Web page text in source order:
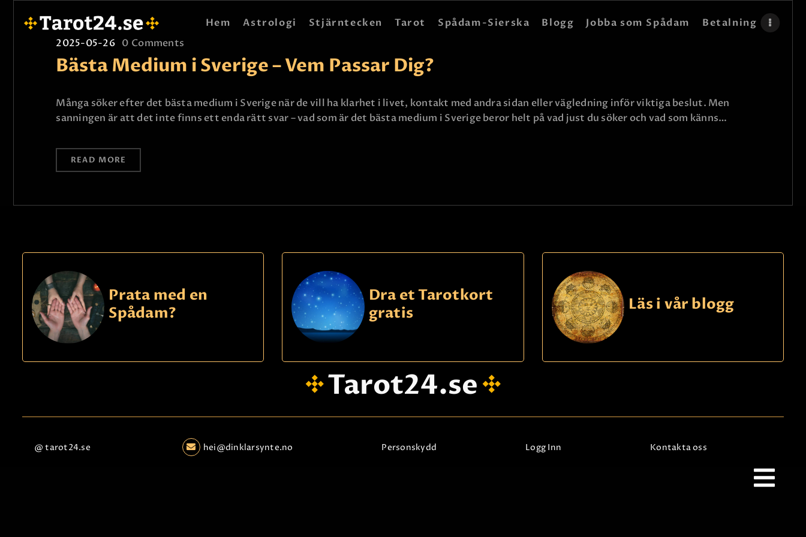
Hem Astrologi Stjärntecken Tarot Spådam-Sierska Blogg Jobba som Spådam Betalning
HEM
STJÄRNTECKEN
TAROT
FAQ
KONTAKTA OSS
2025-05-26 0 Comments
Bästa Medium i Sverige – Vem Passar Dig?
Många söker efter det bästa medium i Sverige när de vill ha klarhet i livet, kontakt med andra sidan eller vägledning inför viktiga beslut. Men
sanningen är att det inte finns ett enda rätt svar – vad som är det bästa medium i Sverige beror helt på vad just du söker och vad som känns…
READ MORE
Prata med en
Spådam?
Dra et Tarotkort
gratis
Läs i vår blogg
Tarot24.se
@ tarot24.se hei@dinklarsynte.no Personskydd Logg Inn Kontakta oss